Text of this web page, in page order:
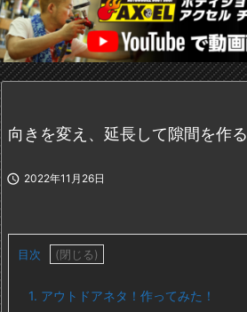
向きを変え、延長して隙間を作る
 2022年11月26日
目次
1. アウトドアネタ！作ってみた！